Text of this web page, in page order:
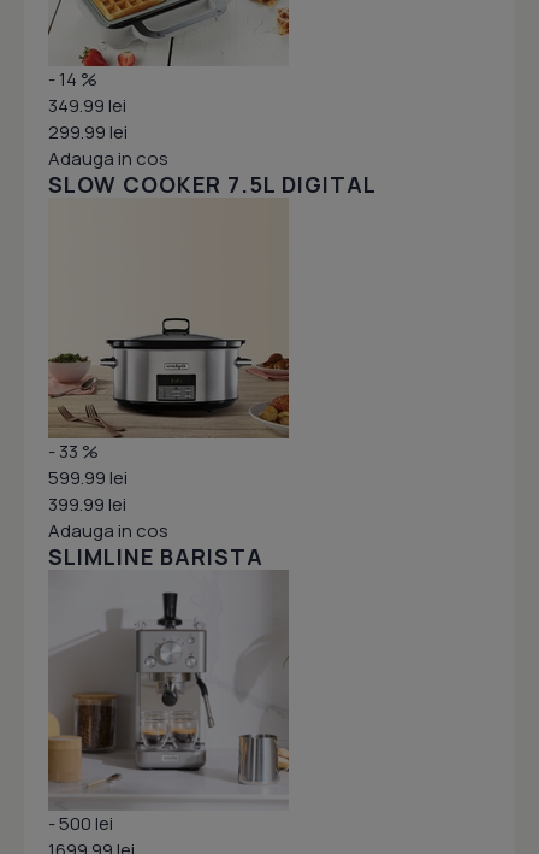
- 14 %
349.99 lei
299.99 lei
Adauga in cos
SLOW COOKER 7.5L DIGITAL
- 33 %
599.99 lei
399.99 lei
Adauga in cos
SLIMLINE BARISTA
- 500 lei